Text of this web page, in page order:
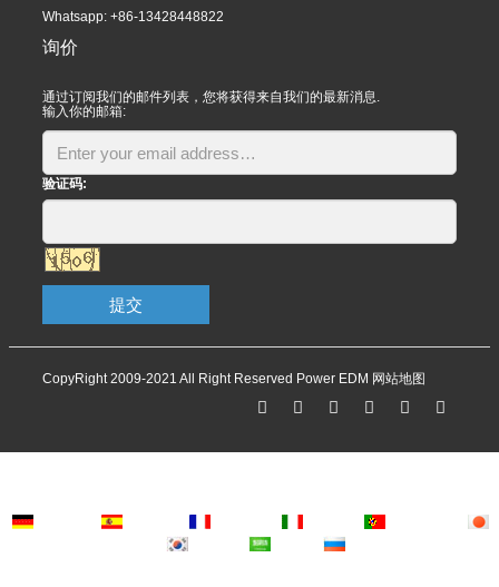
Whatsapp: +86-13428448822
询价
通过订阅我们的邮件列表，您将获得来自我们的最新消息.
输入你的邮箱:
验证码:
提交
CopyRight 2009-2021 All Right Reserved Power EDM 网站地图